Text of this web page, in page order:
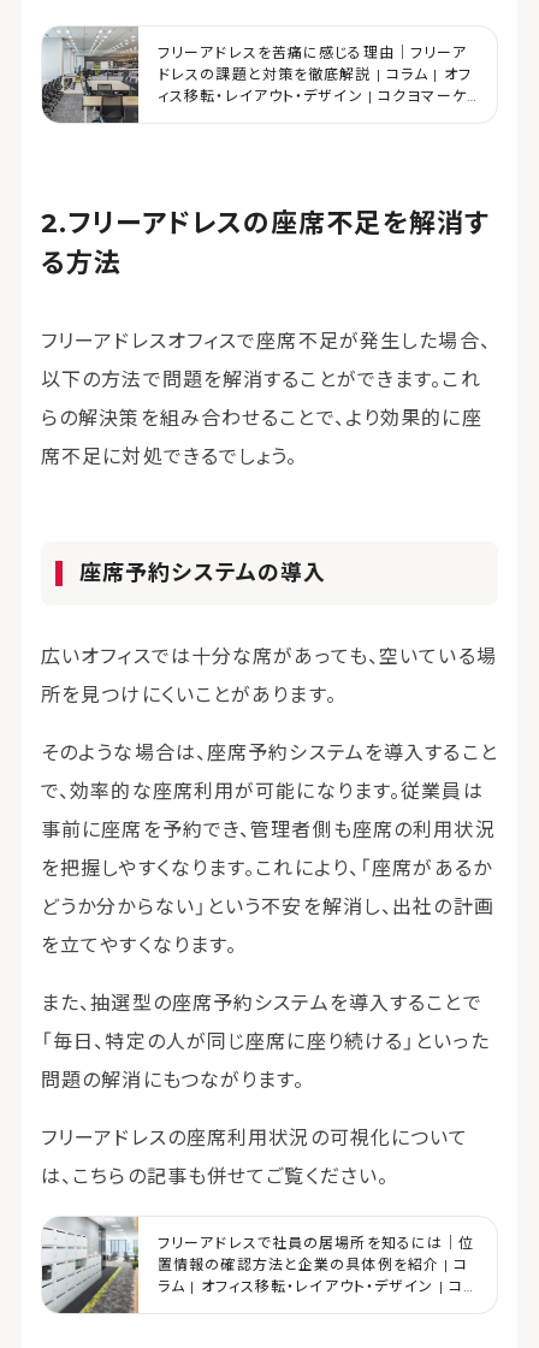
フリーアドレスを苦痛に感じる理由｜フリーア
ドレスの課題と対策を徹底解説 | コラム | オフ
ィス移転・レイアウト・デザイン | コクヨマーケ
フリーアドレスの座席不足を解消す
る方法
フリーアドレスオフィスで座席不足が発生した場合、
以下の方法で問題を解消することができます。これ
らの解決策を組み合わせることで、より効果的に座
席不足に対処できるでしょう。
座席予約システムの導入
広いオフィスでは十分な席があっても、空いている場
所を見つけにくいことがあります。
そのような場合は、座席予約システムを導入すること
で、効率的な座席利用が可能になります。従業員は
事前に座席を予約でき、管理者側も座席の利用状況
を把握しやすくなります。これにより、「座席があるか
どうか分からない」という不安を解消し、出社の計画
を立てやすくなります。
また、抽選型の座席予約システムを導入することで
「毎日、 特定の人が同じ座席に座り続ける 」といった
問題の解消にもつながります。
フリーアドレスの座席利用状況の可視化について
は、こちらの記事も併せてご覧ください。
フリーアドレスで社員の居場所を知るには｜位
置情報の確認方法と企業の具体例を紹介 | コ
ラム | オフィス移転・レイアウト・デザイン | コ